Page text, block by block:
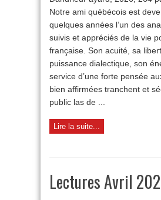
Notre ami québécois est
quelques années l’un des
suivis et appréciés de la vie
française. Son acuité, sa
puissance dialectique, son
service d’une forte pensée
bien affirmées tranchent et
public las de ...
Lire la suite...
Lectures Avril